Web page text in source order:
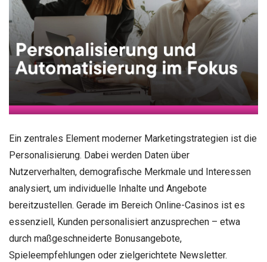
Ein zentrales Element moderner Marketingstrategien ist die
Personalisierung. Dabei werden Daten über
Nutzerverhalten, demografische Merkmale und Interessen
analysiert, um individuelle Inhalte und Angebote
bereitzustellen. Gerade im Bereich Online-Casinos ist es
essenziell, Kunden personalisiert anzusprechen – etwa
durch maßgeschneiderte Bonusangebote,
Spieleempfehlungen oder zielgerichtete Newsletter.